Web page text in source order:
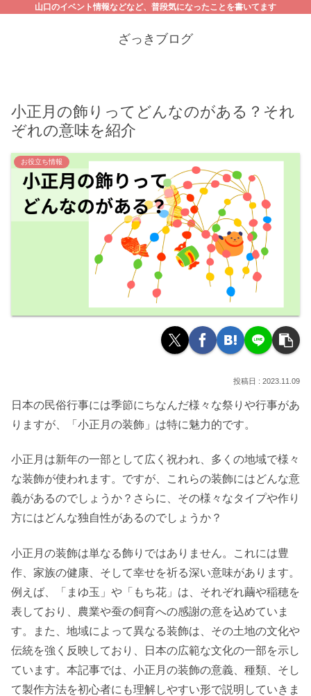
山口のイベント情報などなど、普段気になったことを書いてます
ざっきブログ
小正月の飾りってどんなのがある？それ
ぞれの意味を紹介
お役立ち情報
2023.11.09
日本の民俗行事には季節にちなんだ様々な祭りや行事があ
りますが、「小正月の装飾」は特に魅力的です。
小正月は新年の一部として広く祝われ、多くの地域で様々
な装飾が使われます。ですが、これらの装飾にはどんな意
義があるのでしょうか？さらに、その様々なタイプや作り
方にはどんな独自性があるのでしょうか？
小正月の装飾は単なる飾りではありません。これには豊
作、家族の健康、そして幸せを祈る深い意味があります。
例えば、「まゆ玉」や「もち花」は、それぞれ繭や稲穂を
表しており、農業や蚕の飼育への感謝の意を込めていま
す。また、地域によって異なる装飾は、その土地の文化や
伝統を強く反映しており、日本の広範な文化の一部を示し
ています。本記事では、小正月の装飾の意義、種類、そし
て製作方法を初心者にも理解しやすい形で説明していきま